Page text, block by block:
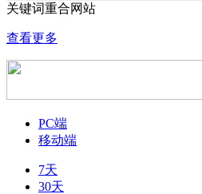
关键词重合网站
查看更多
PC端
移动端
7天
30天